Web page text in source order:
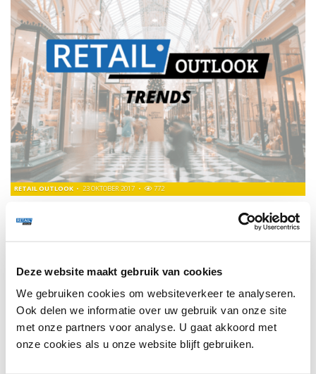
Deze website maakt gebruik van cookies
We gebruiken cookies om websiteverkeer te analyseren.
Ook delen we informatie over uw gebruik van onze site
met onze partners voor analyse. U gaat akkoord met
onze cookies als u onze website blijft gebruiken.
RETAIL OUTLOOK 23 OKTOBER 2017 772
De winkel is gemakkelijk voor klanten die alleen
162